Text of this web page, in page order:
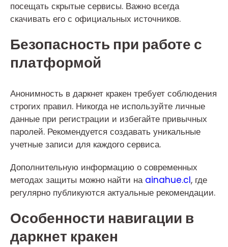
посещать скрытые сервисы. Важно всегда
скачивать его с официальных источников.
Безопасность при работе с
платформой
Анонимность в даркнет кракен требует соблюдения
строгих правил. Никогда не используйте личные
данные при регистрации и избегайте привычных
паролей. Рекомендуется создавать уникальные
учетные записи для каждого сервиса.
Дополнительную информацию о современных
методах защиты можно найти на ainahue.cl, где
регулярно публикуются актуальные рекомендации.
Особенности навигации в
даркнет кракен